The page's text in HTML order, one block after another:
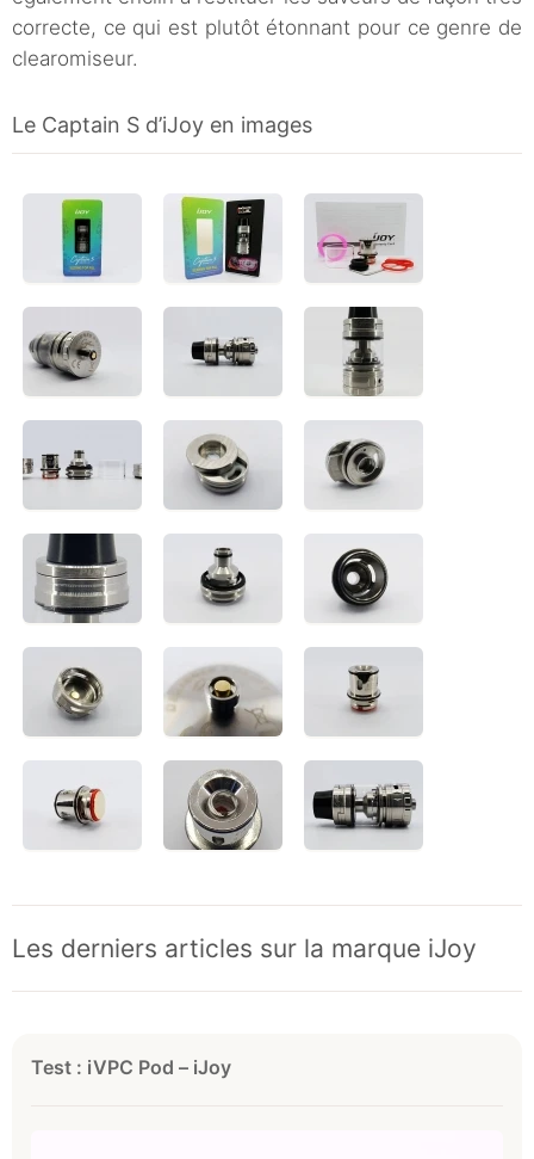
correcte, ce qui est plutôt étonnant pour ce genre de
clearomiseur.
Le Captain S d’iJoy en images
Les derniers articles sur la marque iJoy
Test : iVPC Pod – iJoy